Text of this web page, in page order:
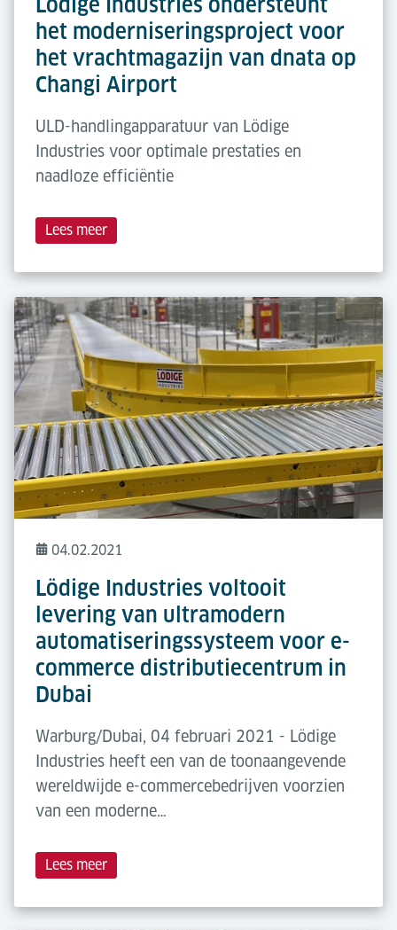
het moderniseringsproject voor
het vrachtmagazijn van dnata op
Changi Airport
ULD-handlingapparatuur van Lödige
Industries voor optimale prestaties en
naadloze efficiëntie
Lees meer
04.02.2021
Lödige Industries voltooit
levering van ultramodern
automatiseringssysteem voor e-
commerce distributiecentrum in
Dubai
Warburg/Dubai, 04 februari 2021 - Lödige
Industries heeft een van de toonaangevende
wereldwijde e-commercebedrijven voorzien
van een moderne…
Lees meer